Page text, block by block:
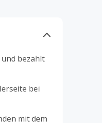
bezahlt
bei
mit dem